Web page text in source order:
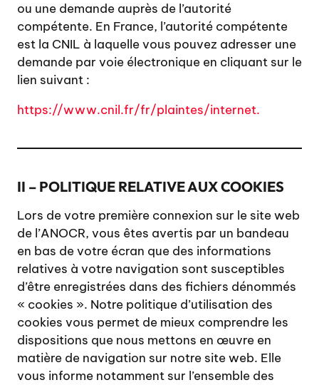
ou une demande auprès de l’autorité
compétente. En France, l’autorité compétente
est la CNIL à laquelle vous pouvez adresser une
demande par voie électronique en cliquant sur le
lien suivant :
https://www.cnil.fr/fr/plaintes/internet.
II – POLITIQUE RELATIVE AUX COOKIES
Lors de votre première connexion sur le site web
de l’ANOCR, vous êtes avertis par un bandeau
en bas de votre écran que des informations
relatives à votre navigation sont susceptibles
d’être enregistrées dans des fichiers dénommés
« cookies ». Notre politique d’utilisation des
cookies vous permet de mieux comprendre les
dispositions que nous mettons en œuvre en
matière de navigation sur notre site web. Elle
vous informe notamment sur l’ensemble des